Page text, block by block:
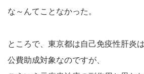
な～んてことなかった。
ところで、東京都は自己免疫性肝炎は
公費助成対象なのですが、